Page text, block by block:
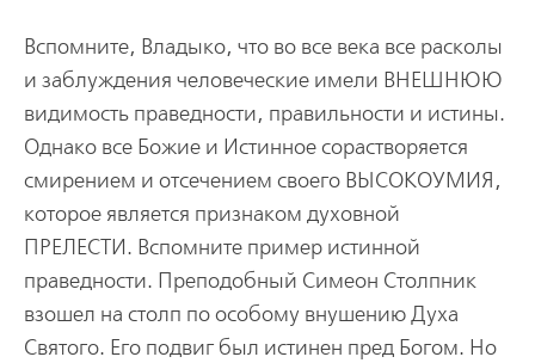
Вспомните, Владыко, что во все века все расколы
и заблуждения человеческие имели ВНЕШНЮЮ
видимость праведности, правильности и истины.
Однако все Божие и Истинное сорастворяется
смирением и отсечением своего ВЫСОКОУМИЯ,
которое является признаком духовной
ПРЕЛЕСТИ. Вспомните пример истинной
праведности. Преподобный Симеон Столпник
взошел на столп по особому внушению Духа
Святого. Его подвиг был истинен пред Богом. Но